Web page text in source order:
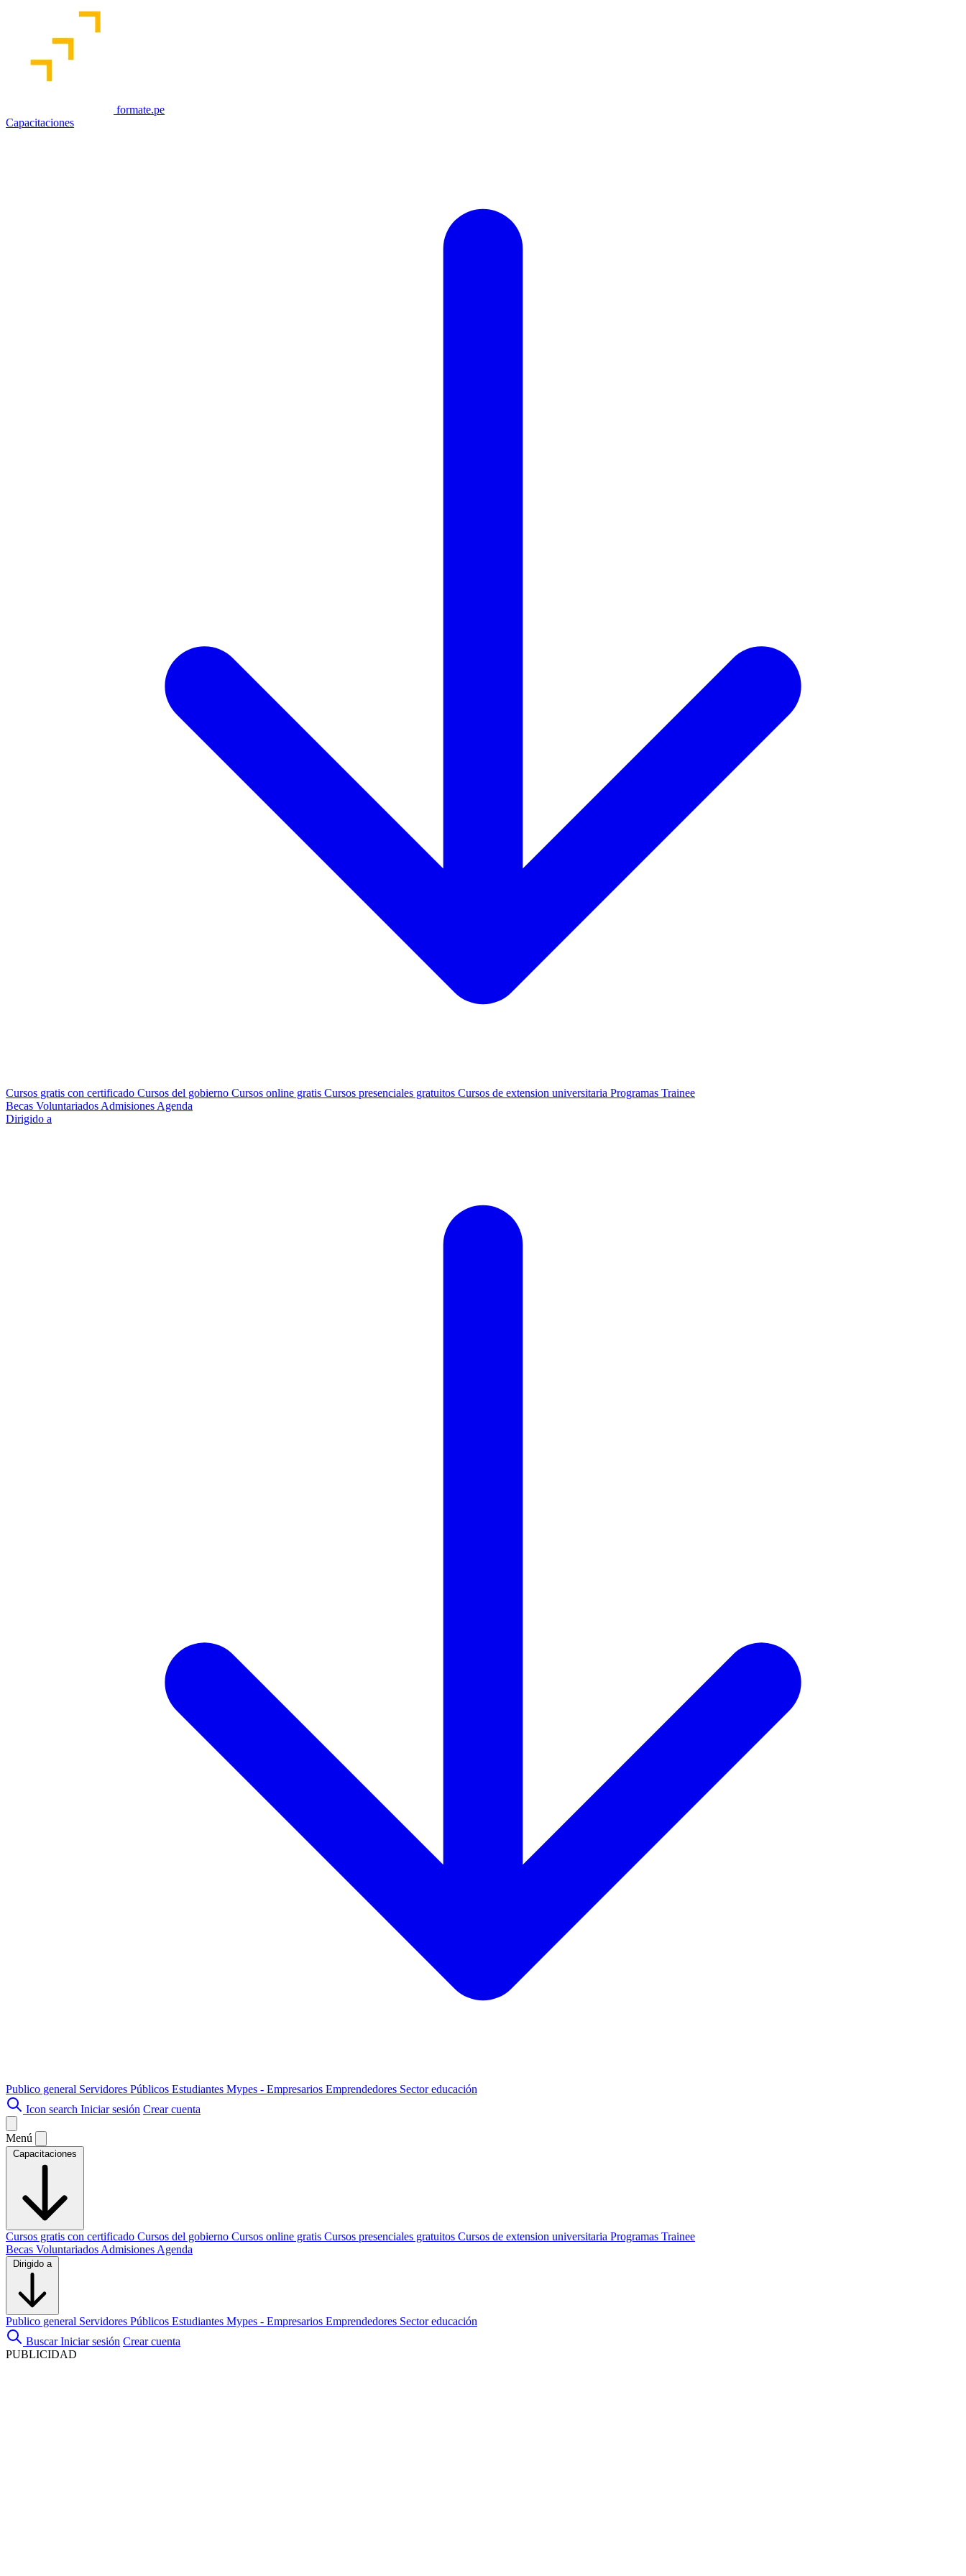
formate.pe
Capacitaciones
Cursos gratis con certificado Cursos del gobierno Cursos online gratis Cursos presenciales gratuitos Cursos de extension universitaria Programas Trainee
Becas Voluntariados Admisiones Agenda
Dirigido a
Publico general Servidores Públicos Estudiantes Mypes - Empresarios Emprendedores Sector educación
Icon search Iniciar sesión Crear cuenta
Menú
Capacitaciones
Cursos gratis con certificado Cursos del gobierno Cursos online gratis Cursos presenciales gratuitos Cursos de extension universitaria Programas Trainee
Becas Voluntariados Admisiones Agenda
Dirigido a
Publico general Servidores Públicos Estudiantes Mypes - Empresarios Emprendedores Sector educación
Buscar Iniciar sesión Crear cuenta
PUBLICIDAD